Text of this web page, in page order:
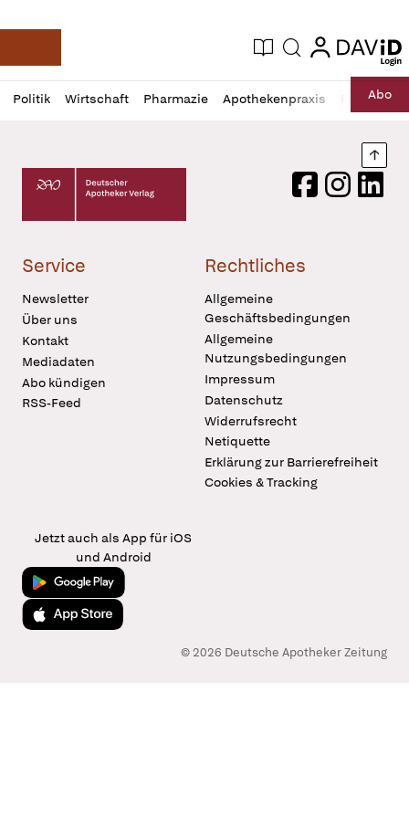
Deutsche Apotheker Zeitung
Aktuelle Ausgabe
Suche login
login
Politik Wirtschaft Pharmazie Apothekenpraxis RechtAbo
Profil
öffnen
Daz
Pur
Deutscher Apotheker Verlag Logo
FacebookInstagram
Service
Newsletter
Über uns
Kontakt
Mediadaten
Abo kündigen
RSS-Feed
Rechtliches
Allgemeine
Geschäftsbedingungen
Allgemeine
Nutzungsbedingungen
Impressum
Datenschutz
Widerrufsrecht
Netiquette
Erklärung zur Barrierefreiheit
Cookies & Tracking
Jetzt auch als App für iOS
und Android
Jetzt bei Google Play
Laden im App Store
© 2026 Deutsche Apotheker Zeitung